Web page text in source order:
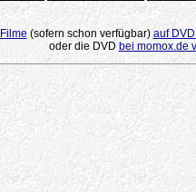
Filme(sofern schon verfügbar) auf
oder die DVD bei momox.de